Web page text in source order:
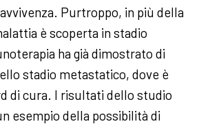
Purtroppo, in più della
è scoperta in stadio
ha già dimostrato di
stadio metastatico, dove è
di cura. I risultati dello studio
esempio della possibilità di